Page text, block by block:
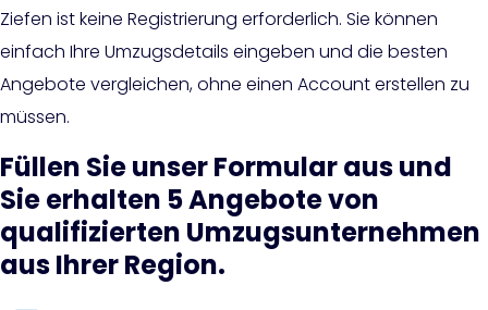
Ziefen ist keine Registrierung erforderlich. Sie können
einfach Ihre Umzugsdetails eingeben und die besten
Angebote vergleichen, ohne einen Account erstellen zu
müssen.
Füllen Sie unser Formular aus und
Sie erhalten 5 Angebote von
qualifizierten Umzugsunternehmen
aus Ihrer Region.